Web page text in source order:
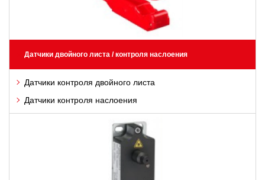
Датчики двойного листа / контроля наслоения
Датчики контроля двойного листа
Датчики контроля наслоения